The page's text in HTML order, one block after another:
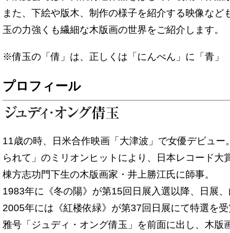
また、下絵や版木、制作の様子を紹介する映像など
玉の力強くも繊細な木版画の世界をご紹介します。
※倩玉の「倩」は、正しくは「にんべん」に「青」
プロフィール
11歳の時、日米合作映画「大津波」で女優デビュ
られて」のミリオンヒットにより、日本レコード大
棟方志功門下生の木版画家・井上勝江氏に師事。
1983年に《冬の陽》が第15回日展入選以降、日展、
2005年には《紅楼依緑》が第37回日展にて特選を受
雅号「ジュディ・オング倩玉」を前面に出し、木版